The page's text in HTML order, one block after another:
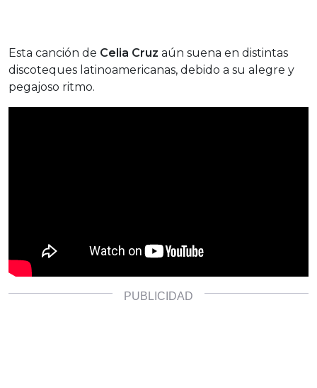
Esta canción de Celia Cruz aún suena en distintas
discoteques latinoamericanas, debido a su alegre y
pegajoso ritmo.